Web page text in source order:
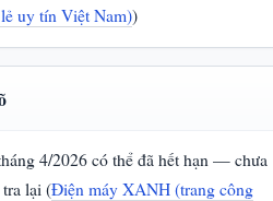
uy tín Việt Nam))
4/2026 có thể đã hết hạn — chưa
lại (Điện máy XANH (trang công